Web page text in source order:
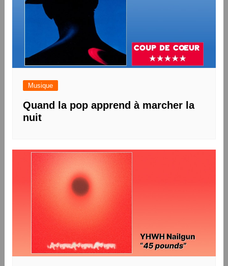
Musique
Quand la pop apprend à marcher la
nuit